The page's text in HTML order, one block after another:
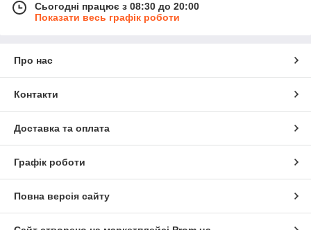
Сьогодні працює з 08:30 до 20:00
Показати весь графік роботи
Про нас
Контакти
Доставка та оплата
Графік роботи
Повна версія сайту